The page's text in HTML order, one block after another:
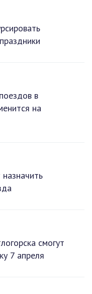
в
на
смогут
7 апреля